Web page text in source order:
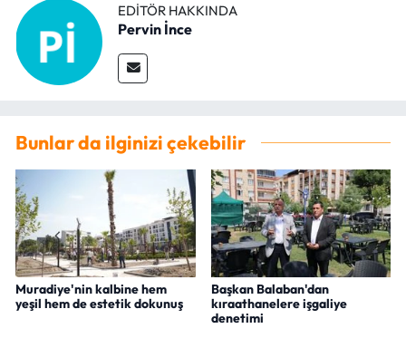
EDITÖR HAKKINDA
Pervin İnce
Bunlar da ilginizi çekebilir
Muradiye'nin kalbine hem
yeşil hem de estetik dokunuş
Başkan Balaban'dan
kıraathanelere işgaliye
denetimi